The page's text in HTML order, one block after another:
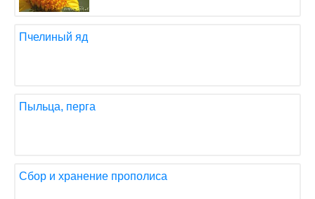
Пчелиный яд
Пыльца, перга
Сбор и хранение прополиса